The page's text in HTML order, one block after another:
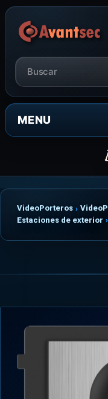
MENU
VideoPorteros
Estaciones de exterior